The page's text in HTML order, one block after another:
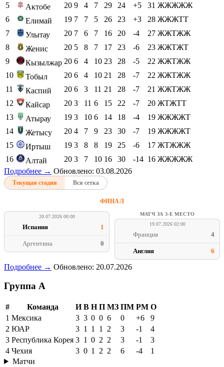
5
Актобе 20 9 4 7 29 24 +5 31 ЖЖЖЖЖ
6
Елимай 19 7 7 5 26 23 +3 28 ЖЖЖТТ
7
Улытау 20 7 6 7 16 20 -4 27 ЖЖТЖЖ
8
Женис 20 5 8 7 17 23 -6 23 ЖЖТЖТ
9
Кызылжар 20 6 4 10 23 28 -5 22 ЖЖТЖЖ
10
Тобыл 20 6 4 10 21 28 -7 22 ЖЖТЖЖ
11
Каспий 20 6 3 11 21 28 -7 21 ЖЖТЖЖ
12
Кайсар 20 3 11 6 15 22 -7 20 ЖТЖТТ
13
Атырау 19 3 10 6 14 18 -4 19 ЖЖЖЖТ
14
Жетысу 20 4 7 9 23 30 -7 19 ЖЖЖЖТ
15
Иртыш 19 3 8 8 19 25 -6 17 ЖТЖЖЖ
16
Алтай 20 3 7 10 16 30 -14 16 ЖЖЖЖЖ
Подробнее → Обновлено: 03.08.2026
Текущая стадия Вся сетка
ФИНАЛ
20.07.2026 00:00
Испания 1
Аргентина 0
МАТЧ ЗА 3-Е МЕСТО
19.07.2026 02:00
Франция 4
Англия 6
Подробнее → Обновлено: 20.07.2026
Группа A
# Команда И В Н П МЗ ПМ РМ О
1 Мексика 3 3 0 0 6 0 +6
9
2 ЮАР 3 1 1 1 2 3 -1
4
3 Республика Корея 3 1 0 2 2 3 -1
3
4 Чехия 3 0 1 2 2 6 -4
1
Матчи